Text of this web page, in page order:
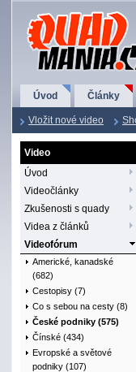
QuadMania.cz
Úvod Články
Vložit nové video
Video
Úvod
Videočlánky
Zkušenosti s quady
Videa z článků
Videofórum
Americké, kanadské
(682)
Cestopisy (7)
Co s sebou na cesty (8)
České podniky (575)
Čínské (434)
Evropské a světové
podniky (107)